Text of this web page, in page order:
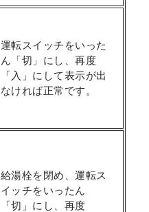
運転スイッチをいった
ん「切」にし、再度
「入」にして表示が出
なければ正常です。
給湯栓を閉め、運転ス
イッチをいったん
「切」にし、再度